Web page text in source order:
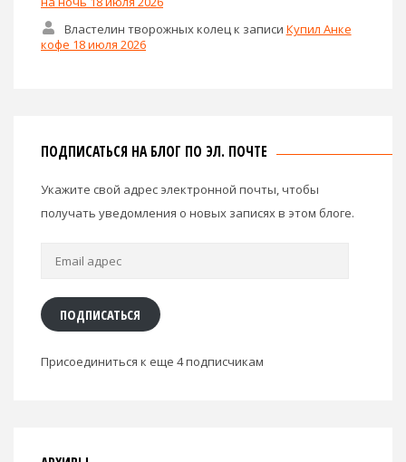
Властелин творожных колец к записи Купил Анке
кофе 18 июля 2026
ПОДПИСАТЬСЯ НА БЛОГ ПО ЭЛ. ПОЧТЕ
Укажите свой адрес электронной почты, чтобы
получать уведомления о новых записях в этом блоге.
Email
ПОДПИСАТЬСЯ
Присоединиться к еще 4 подписчикам